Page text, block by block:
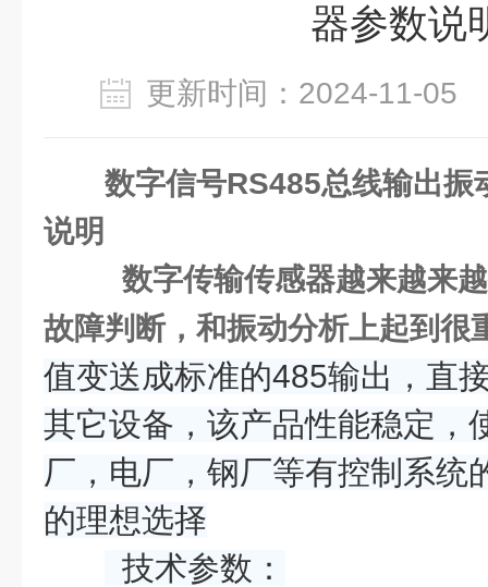
器参数说
更新时间：2024-11-
数字信号RS485总线输出振
说明
数字传输传感器越来越来
故障判断，和振动分析上起到很
值变送成标准的485输出，直
其它设备，该产品性能稳定，
厂，电厂，钢厂等有控制系统
的理想选择
技术参数：